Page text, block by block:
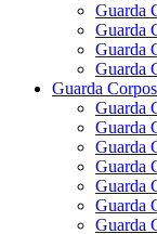
Guarda
Guarda
Guarda
Guarda
Guarda Corpos
Guarda
Guarda
Guarda
Guarda
Guarda
Guarda
Guarda